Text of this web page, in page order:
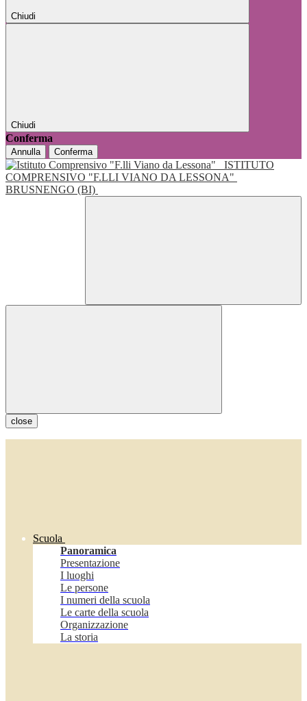
Chiudi
Chiudi
Conferma
Annulla Conferma
ISTITUTO
COMPRENSIVO "F.LLI VIANO DA LESSONA"
BRUSNENGO (BI)
close
Scuola
Panoramica
Presentazione
I luoghi
Le persone
I numeri della scuola
Le carte della scuola
Organizzazione
La storia